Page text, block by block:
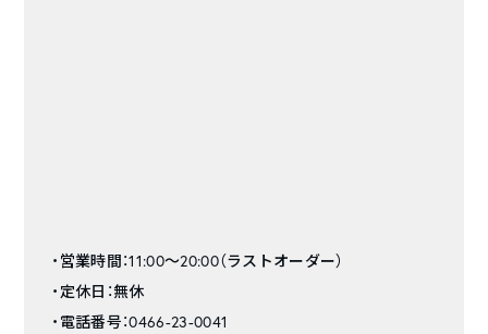
・営業時間：11:00～20:00（ラストオーダー）
・定休日：無休
・電話番号：0466-23-0041